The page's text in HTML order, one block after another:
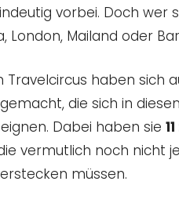
vorbei. Doch wer
London, Mailand oder
Travelcircus haben sich
die sich in
Dabei haben sie
vermutlich noch nicht
müssen.